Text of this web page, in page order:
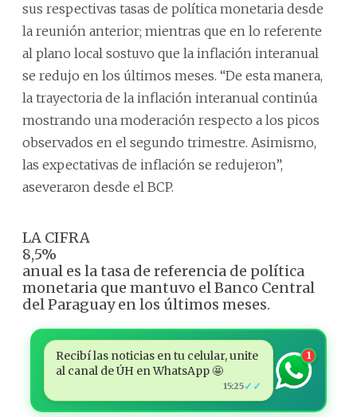
sus respectivas tasas de política monetaria desde
la reunión anterior; mientras que en lo referente
al plano local sostuvo que la inflación interanual
se redujo en los últimos meses. “De esta manera,
la trayectoria de la inflación interanual continúa
mostrando una moderación respecto a los picos
observados en el segundo trimestre. Asimismo,
las expectativas de inflación se redujeron”,
aseveraron desde el BCP.
LA CIFRA
8,5%
anual es la tasa de referencia de política
monetaria que mantuvo el Banco Central
del Paraguay en los últimos meses.
Recibí las noticias en tu celular, unite
al canal de ÚH en WhatsApp 🤩
15:25✓✓
1